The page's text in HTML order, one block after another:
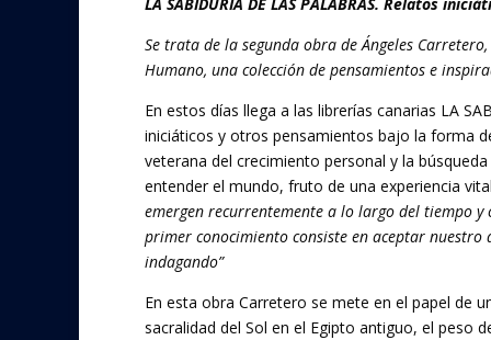
e
b
o
o
k
itt
er
Se trata de la segunda obra de Ángeles
Humano, una colección de pensamientos e
En estos días llega a las librerías canarias LA
iniciáticos y otros pensamientos bajo la forma
veterana del crecimiento personal y la
entender el mundo, fruto de una experiencia
emergen recurrentemente a lo largo del tiempo
primer conocimiento consiste en aceptar
indagando”
En esta obra Carretero se mete en el papel de
sacralidad del Sol en el Egipto antiguo, el peso